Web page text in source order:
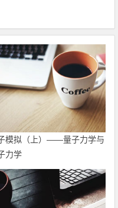
模拟（上）——量子力学与
力学